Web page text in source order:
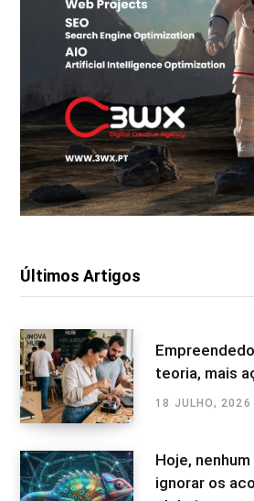
Últimos Artigos
teoria, mais
18 JULHO, 2026
Hoje,
ignorar os